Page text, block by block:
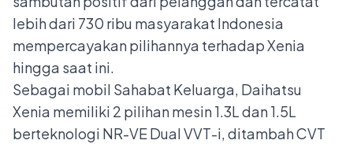
lebih dari 730 ribu masyarakat Indonesia
mempercayakan pilihannya terhadap Xenia
hingga saat ini.
Sebagai mobil Sahabat Keluarga, Daihatsu
Xenia memiliki 2 pilihan mesin 1.3L dan 1.5L
berteknologi NR-VE Dual VVT-i, ditambah CVT